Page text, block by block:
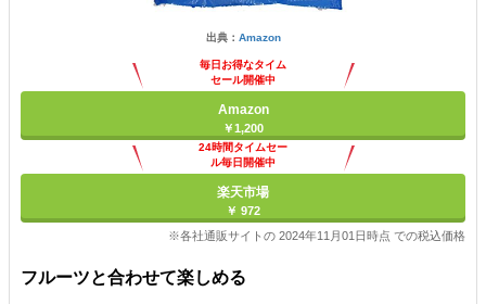
出典： Amazon
毎日お得なタイム
セール開催中
Amazon
￥1,200
24時間タイムセー
ル毎日開催中
楽天市場
￥ 972
※各社通販サイトの 2024年11月01日時点 での税込価格
フルーツと合わせて楽しめる